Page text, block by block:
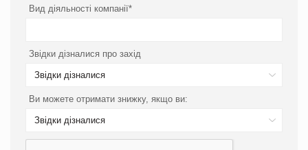
Вид діяльності компанії*
Звідки дізналися про захід
Звідки дізналися
Ви можете отримати знижку, якщо ви:
Звідки дізналися